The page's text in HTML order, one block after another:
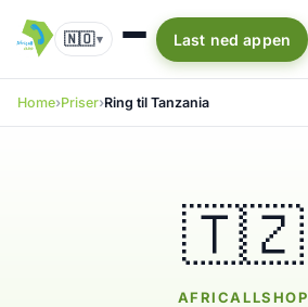
🇳🇴▾ Last ned appen
Home Priser Ring til Tanzania
🇹🇿
AFRICALLSHOP